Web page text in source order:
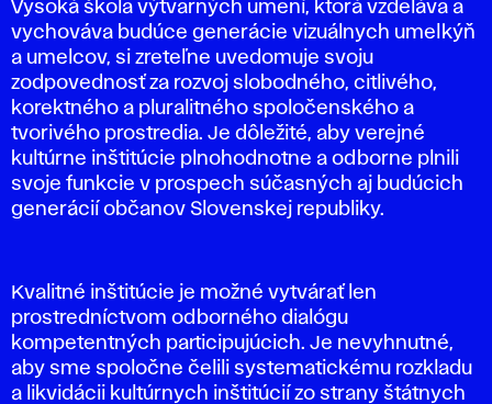
Vysoká škola výtvarných umení, ktorá vzdeláva a
vychováva budúce generácie vizuálnych umelkýň
a umelcov, si zreteľne uvedomuje svoju
zodpovednosť za rozvoj slobodného, citlivého,
korektného a pluralitného spoločenského a
tvorivého prostredia. Je dôležité, aby verejné
kultúrne inštitúcie plnohodnotne a odborne plnili
svoje funkcie v prospech súčasných aj budúcich
generácií občanov Slovenskej republiky.
Kvalitné inštitúcie je možné vytvárať len
prostredníctvom odborného dialógu
kompetentných participujúcich. Je nevyhnutné,
aby sme spoločne čelili systematickému rozkladu
a likvidácii kultúrnych inštitúcií zo strany štátnych